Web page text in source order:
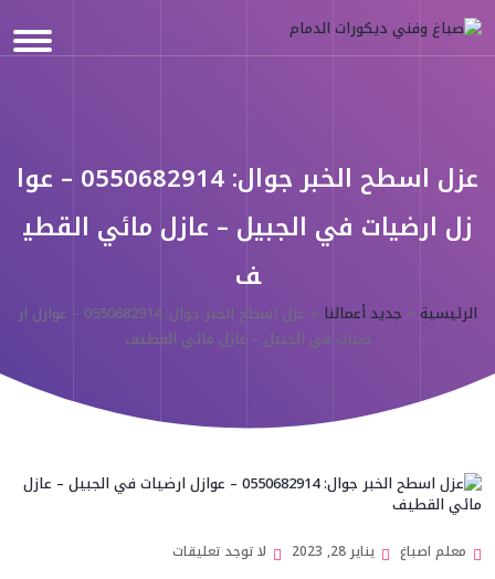
عزل اسطح الخبر جوال: 0550682914 – عوا
زل ارضيات في الجبيل – عازل مائي القطي
ف
الرئيسية » جديد أعمالنا »
عزل اسطح الخبر جوال: 0550682914 – عوازل ار
ضيات في الجبيل – عازل مائي القطيف
معلم اصباغ يناير 28, 2023 لا توجد تعليقات